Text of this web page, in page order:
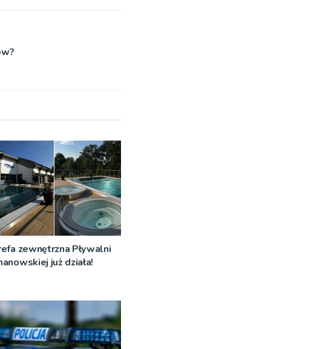
zewnętrzna Pływalni
już działa!